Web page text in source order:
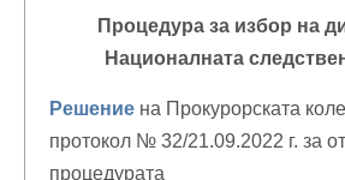
Процедура за избор на
Националната
Решение на Прокурорската
протокол № 32/21.09.2022 г. за
процедурата